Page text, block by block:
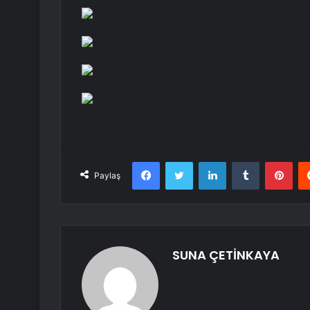
Paylaş
FacebookTwitter LinkedInTumblr
SUNA ÇETİNKAYA